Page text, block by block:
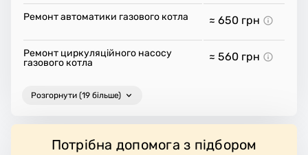
Ремонт автоматики газового котла ≈ 650 грн
Ремонт циркуляційного насосу
газового котла
≈ 560 грн
Розгорнути (19 більше)
Потрібна допомога з підбором